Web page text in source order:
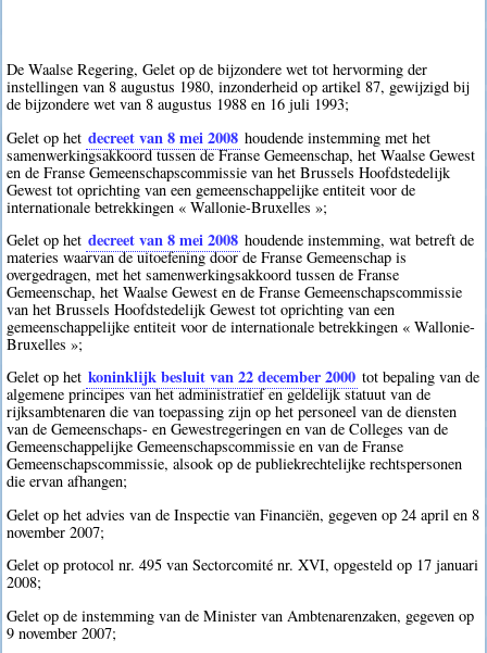
De Waalse Regering, Gelet op de bijzondere wet tot hervorming der
instellingen van 8 augustus 1980, inzonderheid op artikel 87, gewijzigd bij
de bijzondere wet van 8 augustus 1988 en 16 juli 1993;
Gelet op het decreet van 8 mei 2008 houdende instemming met het
samenwerkingsakkoord tussen de Franse Gemeenschap, het Waalse Gewest
en de Franse Gemeenschapscommissie van het Brussels Hoofdstedelijk
Gewest tot oprichting van een gemeenschappelijke entiteit voor de
internationale betrekkingen « Wallonie-Bruxelles »;
Gelet op het decreet van 8 mei 2008 houdende instemming, wat betreft de
materies waarvan de uitoefening door de Franse Gemeenschap is
overgedragen, met het samenwerkingsakkoord tussen de Franse
Gemeenschap, het Waalse Gewest en de Franse Gemeenschapscommissie
van het Brussels Hoofdstedelijk Gewest tot oprichting van een
gemeenschappelijke entiteit voor de internationale betrekkingen « Wallonie-
Bruxelles »;
Gelet op het koninklijk besluit van 22 december 2000 tot bepaling van de
algemene principes van het administratief en geldelijk statuut van de
rijksambtenaren die van toepassing zijn op het personeel van de diensten
van de Gemeenschaps- en Gewestregeringen en van de Colleges van de
Gemeenschappelijke Gemeenschapscommissie en van de Franse
Gemeenschapscommissie, alsook op de publiekrechtelijke rechtspersonen
die ervan afhangen;
Gelet op het advies van de Inspectie van Financiën, gegeven op 24 april en 8
november 2007;
Gelet op protocol nr. 495 van Sectorcomité nr. XVI, opgesteld op 17 januari
2008;
Gelet op de instemming van de Minister van Ambtenarenzaken, gegeven op
9 november 2007;